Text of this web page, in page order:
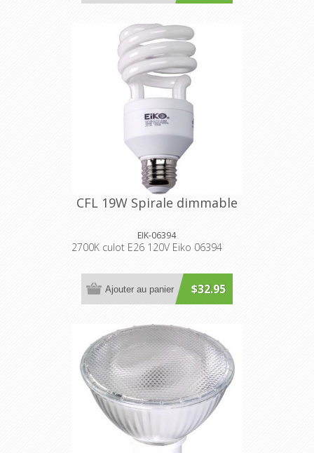
CFL 19W Spirale dimmable
EIK-06394
2700K culot E26 120V Eiko 06394
$32.95
Ajouter au panier